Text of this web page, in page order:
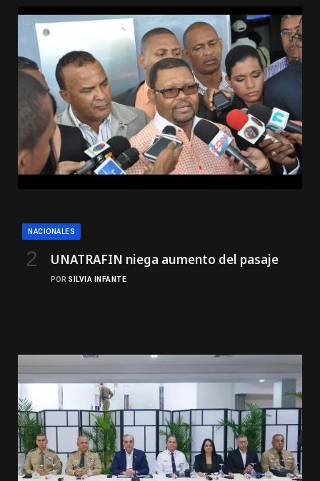
NACIONALES
UNATRAFIN niega aumento del pasaje
POR SILVIA INFANTE